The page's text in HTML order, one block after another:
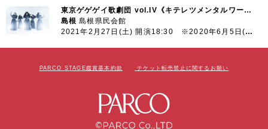
東京ゲゲゲイ歌劇団 vol.IV《キテレツメンタルワールド》
島根島根県民会館
2021年2月27日(土) 開演18:30 ※2020年6月5日(金)より延期
PARCO STAGE鑑賞基本約款 チケット転売禁止に関するお願い